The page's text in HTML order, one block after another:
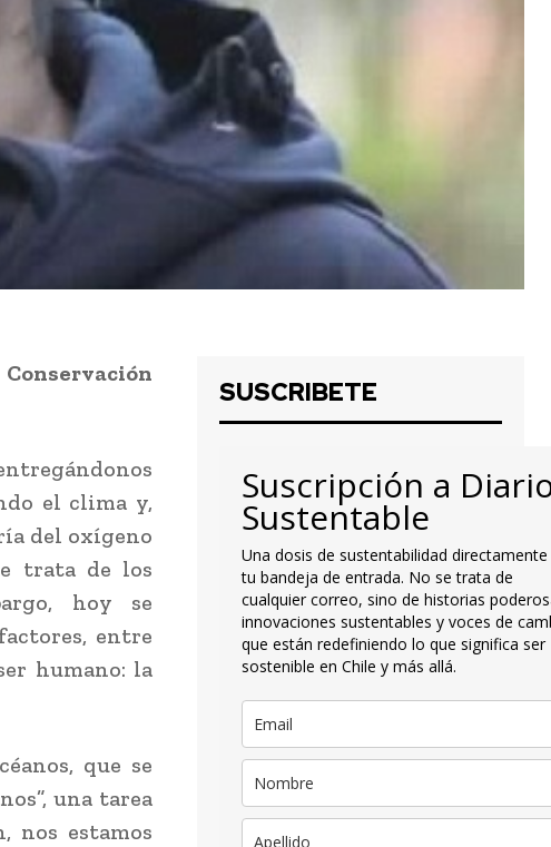
el clima y,
del oxígeno
trata de los
hoy se
entre
humano: la
que se
una tarea
nos estamos
SUSCRIBETE
Suscripción a
Sustentable
Una dosis de sustentabilidad
tu bandeja de entrada. No se trata de
cualquier correo, sino de historias
innovaciones sustentables y voces de
que están redefiniendo lo que significa ser
sostenible en Chile y más allá.